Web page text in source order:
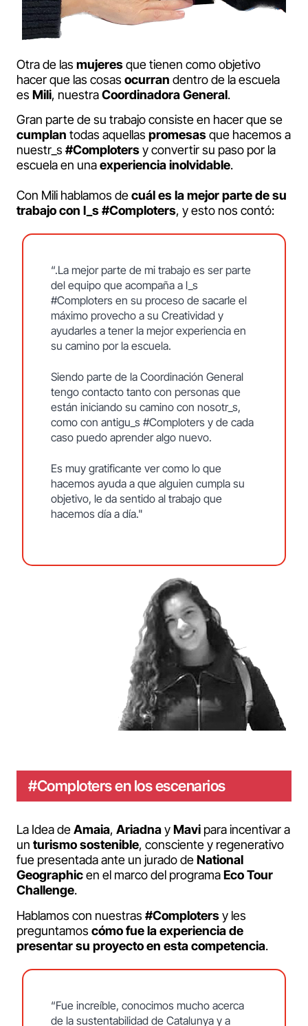
Otra de las mujeresque tienen como objetivo
hacer que las cosas ocurran dentro de la escuela
es Mili, nuestraCoordinadora General.
Gran parte de su trabajo consiste en hacer que se
cumplan todas aquellas promesasque hacemos a
nuestr_s #Complotersy convertir su paso por la
escuela en unaexperienciainolvidable.
Con Mili hablamos decuál es la mejor parte de su
trabajo con l_s #Comploters, y esto nos contó:
“.La mejor parte de mi trabajo es ser parte
del equipo que acompaña a l_s
#Comploters en su proceso de sacarle el
máximo provecho a su Creatividad y
ayudarles a tener la mejor experiencia en
su camino por la escuela.
Siendo parte de la Coordinación General
tengo contacto tanto con personas que
están iniciando su camino con nosotr_s,
como con antigu_s #Comploters y de cada
caso puedo aprender algo nuevo.
Es muy gratificante ver como lo que
hacemos ayuda a que alguien cumpla su
objetivo, le da sentido al trabajo que
hacemos día a día."
#Comploters en los escenarios
La Idea deAmaia, AriadnayMavi para incentivar a
un turismosostenible, consciente y regenerativo
fue presentada ante un jurado deNational
Geographicen el marco del programaEco Tour
Challenge.
Hablamos con nuestras #Complotersy les
preguntamos cómo fue la experiencia de
presentar su proyecto en esta competencia.
“Fue increíble, conocimos mucho acerca
de la sustentabilidad de Catalunya y a